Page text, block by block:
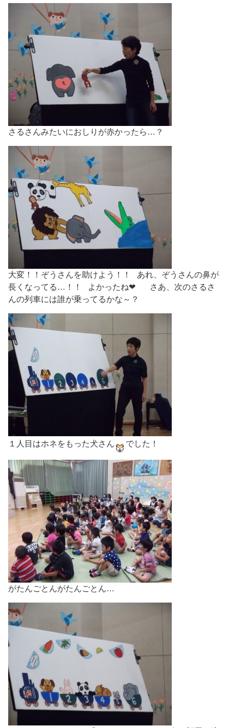
さるさんみたいにおしりが赤かったら…？
大変！！ぞうさんを助けよう！！ あれ、ぞうさんの鼻が
長くなってる…！！ よかったね❤ さあ、次のさるさ
んの列車には誰が乗ってるかな～？
１人目はホネをもった犬さん でした！
がたんごとんがたんごとん…